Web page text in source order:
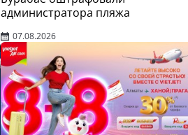
администратора пляжа
07.08.2026